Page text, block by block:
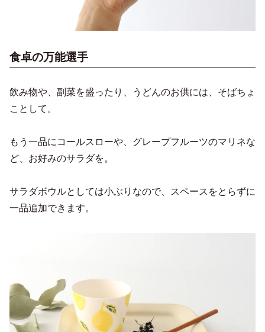
食卓の万能選手
飲み物や、副菜を盛ったり、うどんのお供には、そばちょ
ことして。
もう一品にコールスローや、グレープフルーツのマリネな
ど、お好みのサラダを。
サラダボウルとしては小ぶりなので、スペースをとらずに
一品追加できます。